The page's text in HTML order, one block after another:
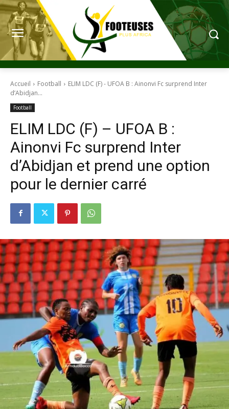
Accueil Football
ELIM LDC (F) - UFOA B : Ainonvi Fc surprend Inter
d’Abidjan...
Football
ELIM LDC (F) – UFOA B :
Ainonvi Fc surprend Inter
d’Abidjan et prend une option
pour le dernier carré